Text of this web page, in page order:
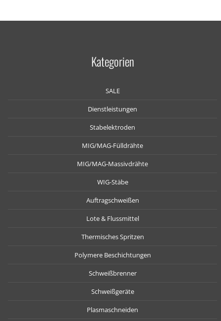
Kategorien
SALE
Dienstleistungen
Stabelektroden
MIG/MAG-Fülldrähte
MIG/MAG-Massivdrähte
WIG-Stäbe
Auftragschweißen
Lote & Flussmittel
Thermisches Spritzen
Polymere Beschichtungen
Schweißbrenner
Schweißgeräte
Plasmaschneiden